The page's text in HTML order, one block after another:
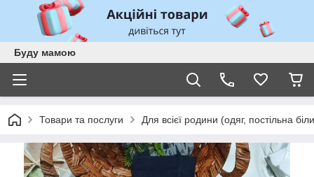
Буду мамою
Товари та послуги Для всієї родини (одяг, постільна